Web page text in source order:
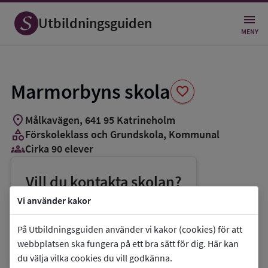
Vi använder kakor
På Utbildningsguiden använder vi kakor (cookies) för att
webbplatsen ska fungera på ett bra sätt för dig. Här kan
du välja vilka cookies du vill godkänna.
Utbildningsguiden MENY
Marmorbyns skola favorite
Spara
som
favorit
location_on Målkavägen, 64195 Katrineholm
categoryFörskoleklass och Grundskola, Kommunal
groups_3Cirka 90 elever
Vill du kontakta skolan?
phoneTelefon:0150-19165
E-post: bou@vingaker.se
link Webbplats:Marmorbyns skola